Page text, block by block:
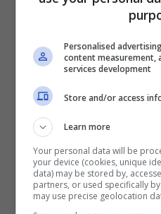
treni Intercityil
Qui i ciclisti hanno a
verticaleedue punti
bike .
Invece, iltrasporto di
pieghevole o
Personalised
content measurement,
services development
Store and/or access
Learn more
Your personal data will be
your device (cookies, unique
data) may be stored by,
partners, or used specifically
may use precise geolocation